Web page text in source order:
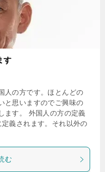
す
人の方です。ほとんどの
と思いますのでご興味の
ます。 外国人の方の定義
義されます。それ以外の
む